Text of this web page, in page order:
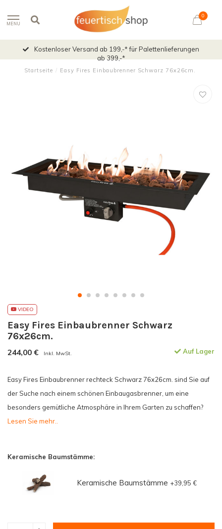
MENU
0
Kostenloser Versand ab 199,-* für Palettenlieferungen
ab 399,-*
Startseite / Easy Fires Einbaubrenner Schwarz 76x26cm.
VIDEO
Easy Fires Einbaubrenner Schwarz
76x26cm.
244,00 € Inkl. MwSt. Auf Lager
Easy Fires Einbaubrenner rechteck Schwarz 76x26cm. sind Sie auf
der Suche nach einem schönen Einbaugasbrenner, um eine
besonders gemütliche Atmosphäre in Ihrem Garten zu schaffen?
Lesen Sie mehr..
Keramische Baumstämme:
Keramische Baumstämme +39,95 €